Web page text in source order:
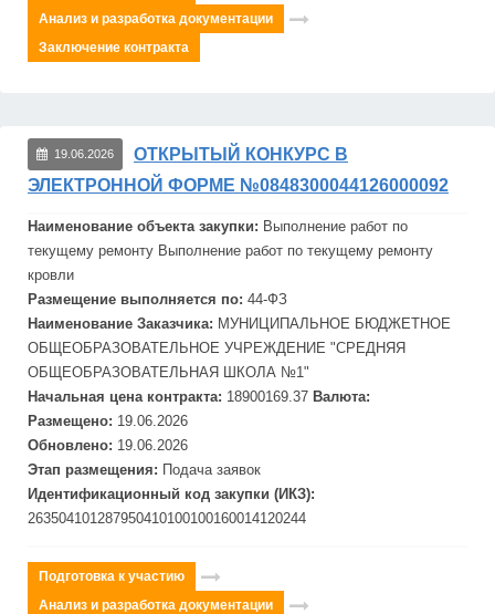
Анализ и разработка документации
Заключение контракта
19.06.2026
ОТКРЫТЫЙ КОНКУРС В
ЭЛЕКТРОННОЙ ФОРМЕ №0848300044126000092
Наименование объекта закупки: Выполнение работ по
текущему ремонту Выполнение работ по текущему ремонту
кровли
Размещение выполняется по: 44-ФЗ
Наименование Заказчика: МУНИЦИПАЛЬНОЕ БЮДЖЕТНОЕ
ОБЩЕОБРАЗОВАТЕЛЬНОЕ УЧРЕЖДЕНИЕ "СРЕДНЯЯ
ОБЩЕОБРАЗОВАТЕЛЬНАЯ ШКОЛА №1"
Начальная цена контракта: 18900169.37 Валюта:
Размещено: 19.06.2026
Обновлено: 19.06.2026
Этап размещения: Подача заявок
Идентификационный код закупки (ИКЗ):
263504101287950410100100160014120244
Подготовка к участию
Анализ и разработка документации